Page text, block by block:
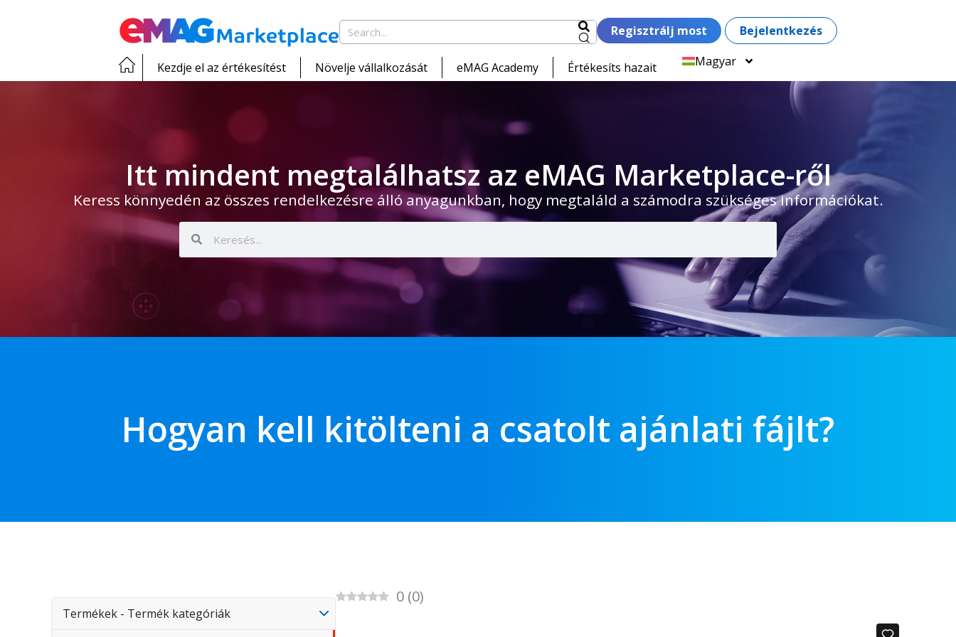
Regisztrálj most Bejelentkezés
Kezdje el az értékesítést Növelje vállalkozását eMAG Academy Értékesíts hazait Magyar
Itt mindent megtalálhatsz az eMAG Marketplace-ről
Keress könnyedén az összes rendelkezésre álló anyagunkban, hogy megtaláld a számodra szükséges információkat.
Hogyan kell kitölteni a csatolt ajánlati fájlt?
Termékek - Termék kategóriák
0 (0)